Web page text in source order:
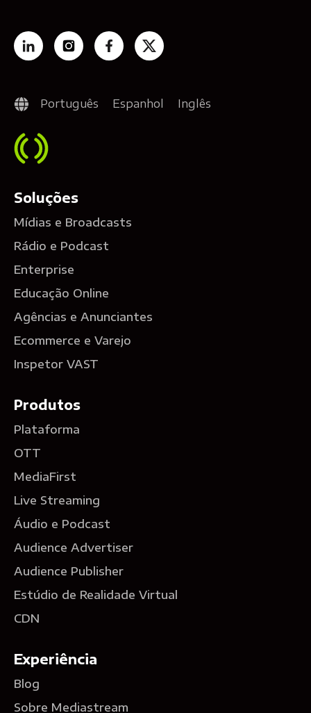
Português Espanhol Inglês
Soluções
Mídias e Broadcasts
Rádio e Podcast
Enterprise
Educação Online
Agências e Anunciantes
Ecommerce e Varejo
Inspetor VAST
Produtos
Plataforma
OTT
MediaFirst
Live Streaming
Áudio e Podcast
Audience Advertiser
Audience Publisher
Estúdio de Realidade Virtual
CDN
Experiência
Blog
Sobre Mediastream